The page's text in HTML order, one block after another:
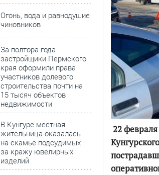
Огонь, вода и равнодушие
чиновников
За полтора года
застройщики Пермского
края оформили права
участников долевого
строительства почти на
15 тысяч объектов
недвижимости
В Кунгуре местная
жительница оказалась
на скамье подсудимых
за кражу ювелирных
изделий
22